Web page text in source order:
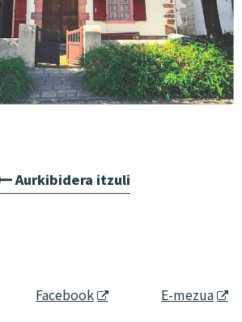
Aurkibidera itzuli
Facebook E-mezua